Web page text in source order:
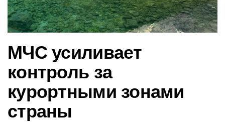
МЧС усиливает
контроль за
курортными зонами
страны